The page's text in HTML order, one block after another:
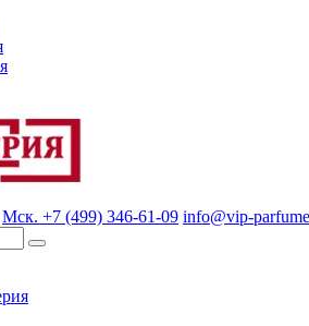
Мск. +7 (499) 346-61-09 info@vip-